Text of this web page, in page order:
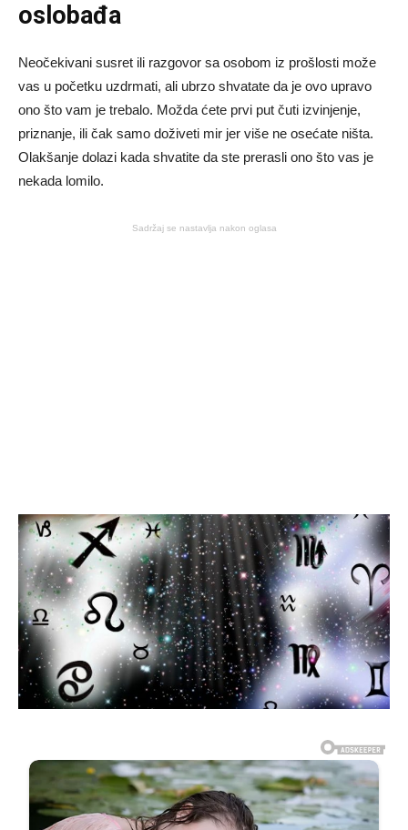
oslobađa
Neočekivani susret ili razgovor sa osobom iz prošlosti može
vas u početku uzdrmati, ali ubrzo shvatate da je ovo upravo
ono što vam je trebalo. Možda ćete prvi put čuti izvinjenje,
priznanje, ili čak samo doživeti mir jer više ne osećate ništa.
Olakšanje dolazi kada shvatite da ste prerasli ono što vas je
nekada lomilo.
Sadržaj se nastavlja nakon oglasa